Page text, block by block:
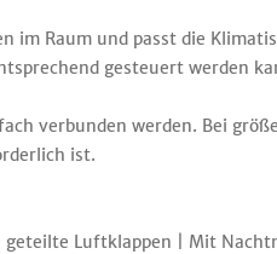
im Raum und passt die
­gesteuert werden
verbunden werden. Bei
ist.
Luftklappen | Mit